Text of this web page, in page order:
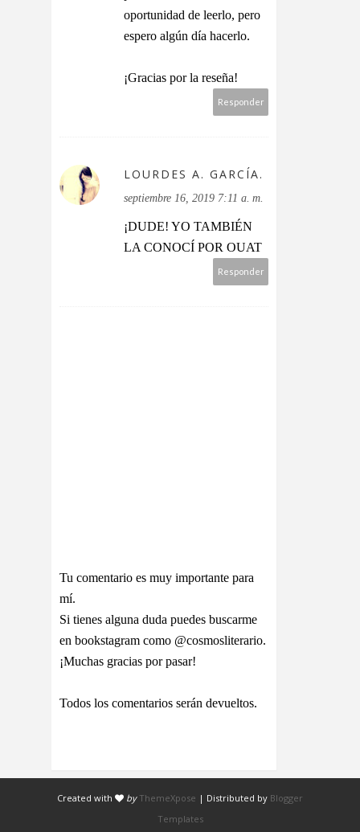
oportunidad de leerlo, pero
espero algún día hacerlo.
¡Gracias por la reseña!
Responder
LOURDES A. GARCÍA.
septiembre 16, 2019 7:11 a. m.
¡DUDE! YO TAMBIÉN
LA CONOCÍ POR OUAT
Responder
Tu comentario es muy importante para
mí.
Si tienes alguna duda puedes buscarme
en bookstagram como @cosmosliterario.
¡Muchas gracias por pasar!
Todos los comentarios serán devueltos.
Created with by ThemeXpose | Distributed by Blogger
Templates